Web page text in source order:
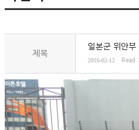
제목
일본군 위안부
2016-02-12 Read